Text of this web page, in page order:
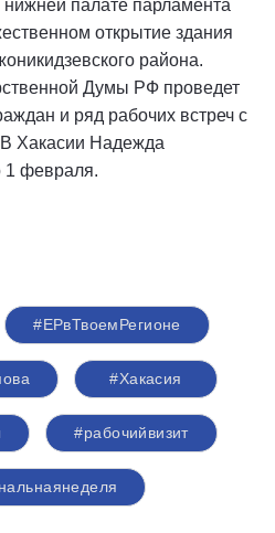
палате парламента
открытие здания
района.
Думы РФ проведет
и ряд рабочих встреч с
В Хакасии Надежда
1 февраля.
#ЕРвТвоемРегионе
#Хакасия
#рабочийвизит